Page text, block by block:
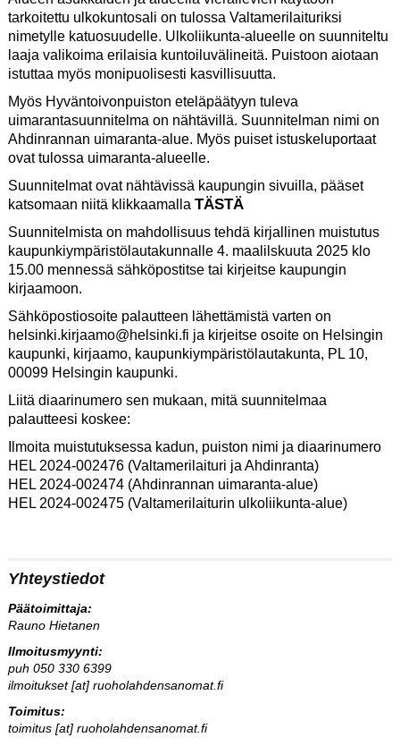
tarkoitettu ulkokuntosali on tulossa Valtamerilaituriksi
nimetylle katuosuudelle. Ulkoliikunta-alueelle on suunniteltu
laaja valikoima erilaisia kuntoiluvälineitä. Puistoon aiotaan
istuttaa myös monipuolisesti kasvillisuutta.
Myös Hyväntoivonpuiston eteläpäätyyn tuleva
uimarantasuunnitelma on nähtävillä. Suunnitelman nimi on
Ahdinrannan uimaranta-alue. Myös puiset istuskeluportaat
ovat tulossa uimaranta-alueelle.
Suunnitelmat ovat nähtävissä kaupungin sivuilla, pääset
katsomaan niitä klikkaamalla TÄSTÄ
Suunnitelmista on mahdollisuus tehdä kirjallinen muistutus
kaupunkiympäristölautakunnalle 4. maalilskuuta 2025 klo
15.00 mennessä sähköpostitse tai kirjeitse kaupungin
kirjaamoon.
Sähköpostiosoite palautteen lähettämistä varten on
helsinki.kirjaamo@helsinki.fi ja kirjeitse osoite on Helsingin
kaupunki, kirjaamo, kaupunkiympäristölautakunta, PL 10,
00099 Helsingin kaupunki.
Liitä diaarinumero sen mukaan, mitä suunnitelmaa
palautteesi koskee:
Ilmoita muistutuksessa kadun, puiston nimi ja diaarinumero
HEL 2024-002476 (Valtamerilaituri ja Ahdinranta)
HEL 2024-002474 (Ahdinrannan uimaranta-alue)
HEL 2024-002475 (Valtamerilaiturin ulkoliikunta-alue)
Yhteystiedot
Päätoimittaja:
Rauno Hietanen
Ilmoitusmyynti:
puh 050 330 6399
ilmoitukset [at] ruoholahdensanomat.fi
Toimitus:
toimitus [at] ruoholahdensanomat.fi